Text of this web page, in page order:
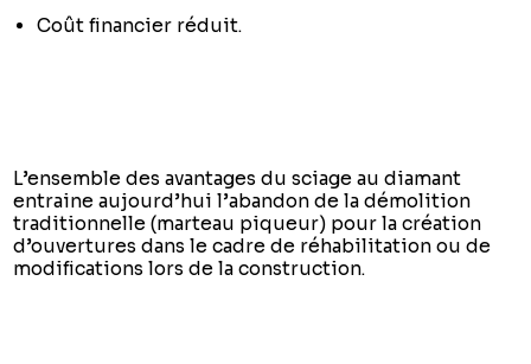
Coût financier réduit.
L’ensemble des avantages du sciage au diamant
entraine aujourd’hui l’abandon de la démolition
traditionnelle (marteau piqueur) pour la création
d’ouvertures dans le cadre de réhabilitation ou de
modifications lors de la construction.